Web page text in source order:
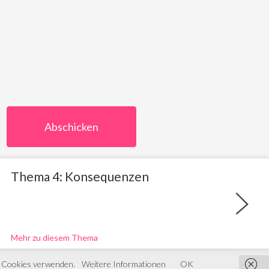
Thema 4: Konsequenzen
Mehr zu diesem Thema
verwenden. Weitere Informationen OK